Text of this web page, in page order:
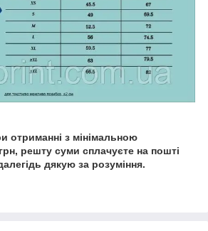
отриманні з мінімальною
решту суми сплачуєте на пошті
дякую за розуміння.